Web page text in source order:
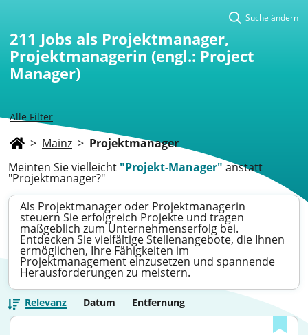
Alle Filter
Suche ändern
211 Jobs als Projektmanager,
Projektmanagerin (engl.: Project
Manager)
> Mainz > Projektmanager
Meinten Sie vielleicht "Projekt-Manager" anstatt
"Projektmanager?"
Als Projektmanager oder Projektmanagerin
steuern Sie erfolgreich Projekte und tragen
maßgeblich zum Unternehmenserfolg bei.
Entdecken Sie vielfältige Stellenangebote, die Ihnen
ermöglichen, Ihre Fähigkeiten im
Projektmanagement einzusetzen und spannende
Herausforderungen zu meistern.
Relevanz Datum Entfernung